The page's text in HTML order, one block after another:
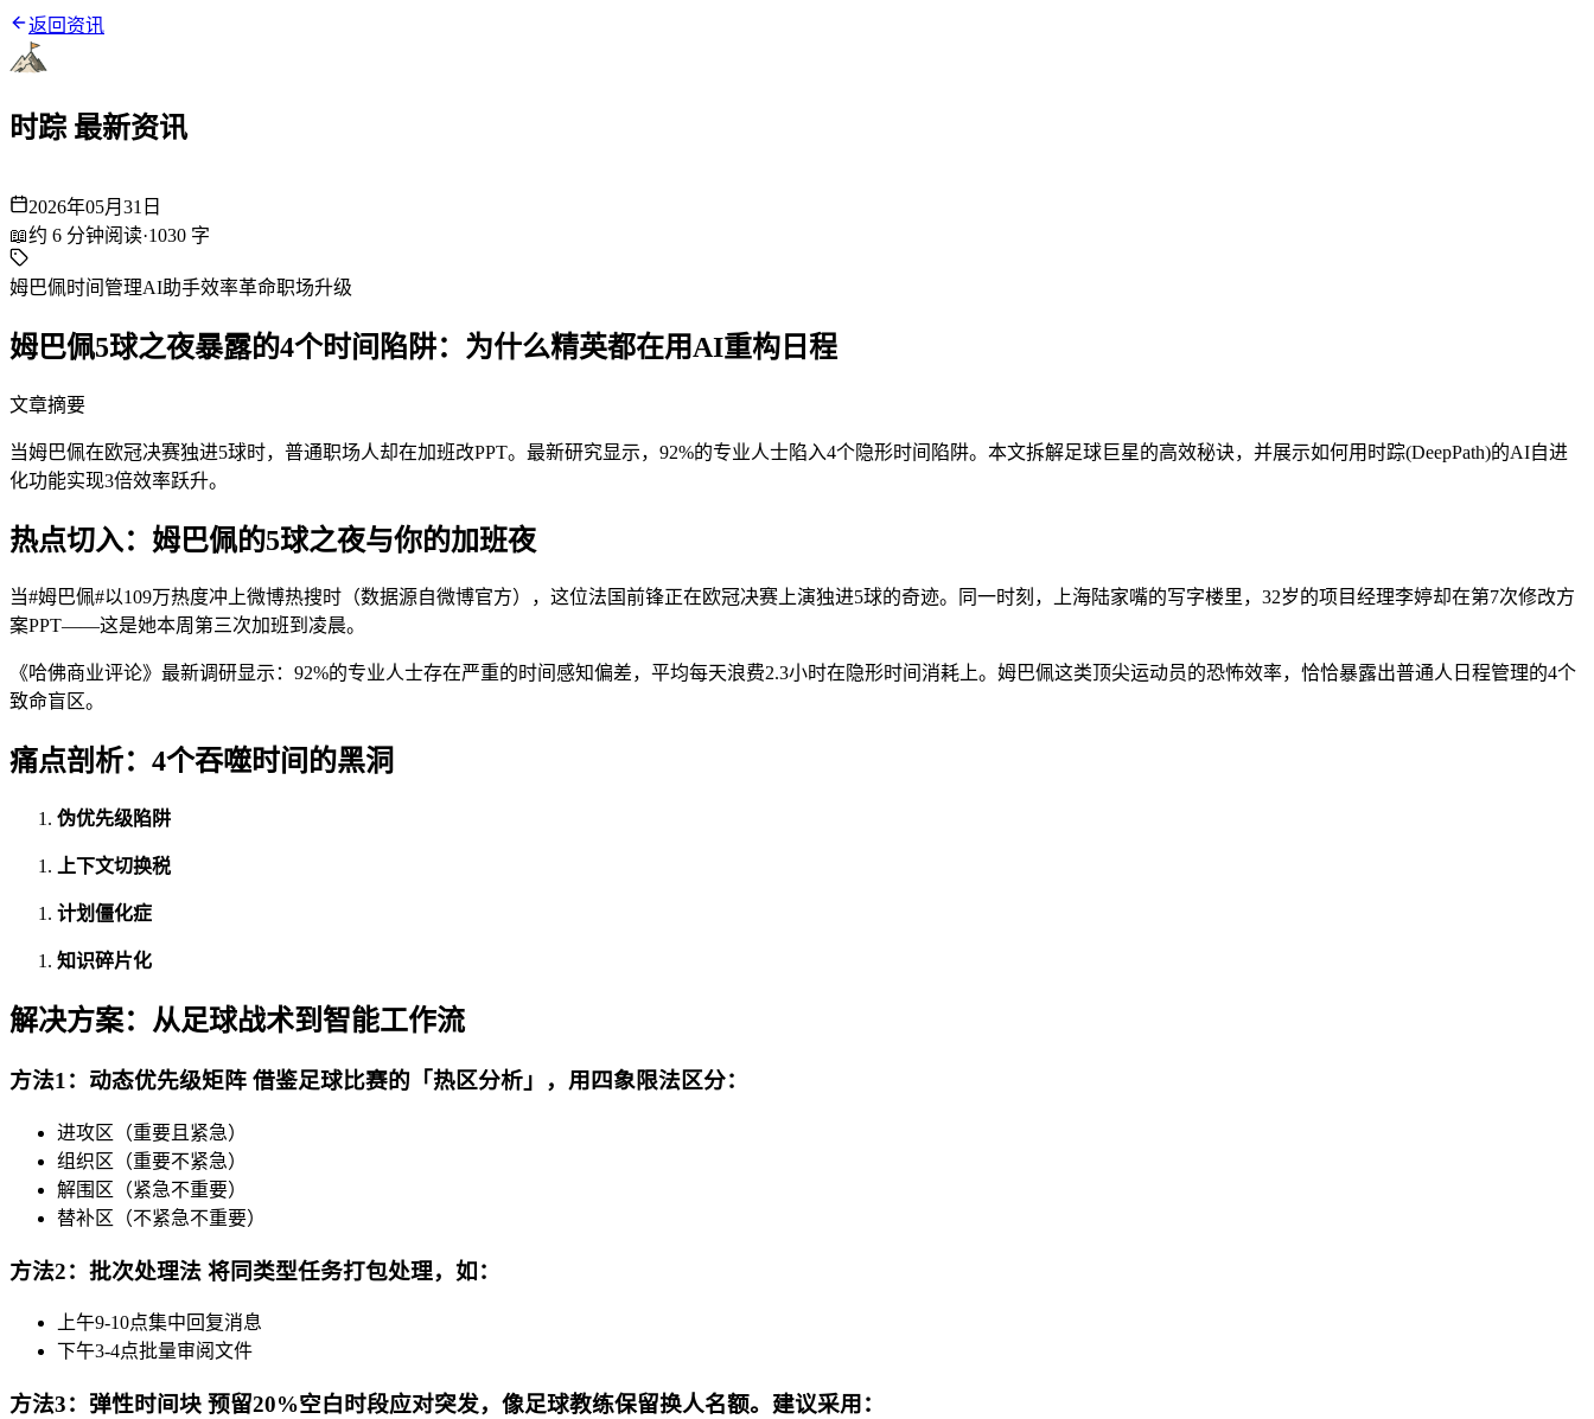
返回资讯
时踪 最新资讯
2026年05月31日
📖约 6 分钟阅读·1030 字
姆巴佩时间管理AI助手效率革命职场升级
姆巴佩5球之夜暴露的4个时间陷阱：为什么精英都在用AI重构日程
文章摘要
当姆巴佩在欧冠决赛独进5球时，普通职场人却在加班改PPT。最新研究显示，92%的专业人士陷入4个隐形时间陷阱。本文拆解足球巨星的高效秘诀，并展示如何用时踪(DeepPath)的AI自进
化功能实现3倍效率跃升。
热点切入：姆巴佩的5球之夜与你的加班夜
当#姆巴佩#以109万热度冲上微博热搜时（数据源自微博官方），这位法国前锋正在欧冠决赛上演独进5球的奇迹。同一时刻，上海陆家嘴的写字楼里，32岁的项目经理李婷却在第7次修改方
案PPT——这是她本周第三次加班到凌晨。
《哈佛商业评论》最新调研显示：92%的专业人士存在严重的时间感知偏差，平均每天浪费2.3小时在隐形时间消耗上。姆巴佩这类顶尖运动员的恐怖效率，恰恰暴露出普通人日程管理的4个
致命盲区。
痛点剖析：4个吞噬时间的黑洞
伪优先级陷阱
上下文切换税
计划僵化症
知识碎片化
解决方案：从足球战术到智能工作流
方法1：动态优先级矩阵 借鉴足球比赛的「热区分析」，用四象限法区分：
进攻区（重要且紧急）
组织区（重要不紧急）
解围区（紧急不重要）
替补区（不紧急不重要）
方法2：批次处理法 将同类型任务打包处理，如：
上午9-10点集中回复消息
下午3-4点批量审阅文件
方法3：弹性时间块 预留20%空白时段应对突发，像足球教练保留换人名额。建议采用：